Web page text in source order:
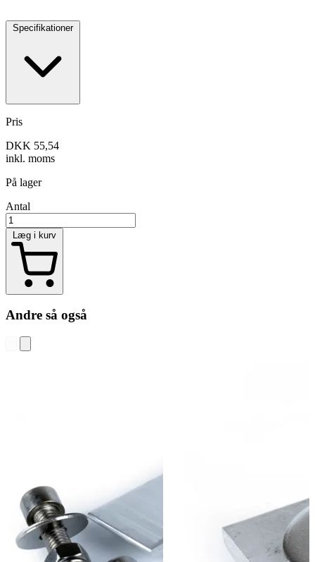
Specifikationer
Pris
DKK 55,54
inkl. moms
På lager
Antal
Læg i kurv
Andre så også